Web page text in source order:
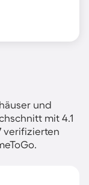
und
mit 4.1
verifizierten